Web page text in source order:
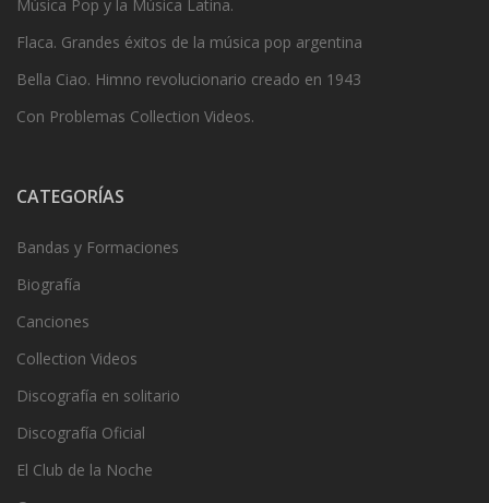
Música Pop y la Música Latina.
Flaca. Grandes éxitos de la música pop argentina
Bella Ciao. Himno revolucionario creado en 1943
Con Problemas Collection Videos.
CATEGORÍAS
Bandas y Formaciones
Biografía
Canciones
Collection Videos
Discografía en solitario
Discografía Oficial
El Club de la Noche